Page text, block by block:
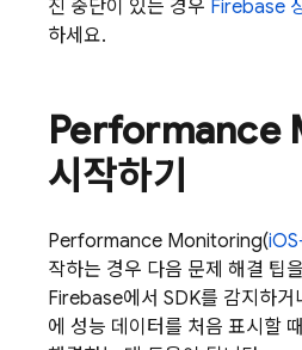
진 중단이 있는 경우 Firebase
하세요.
Performance
시작하기
Performance Monitoring(
작하는 경우 다음 문제 해결 팁
Firebase에서 SDK를 감지하거
에 성능 데이터를 처음 표시할